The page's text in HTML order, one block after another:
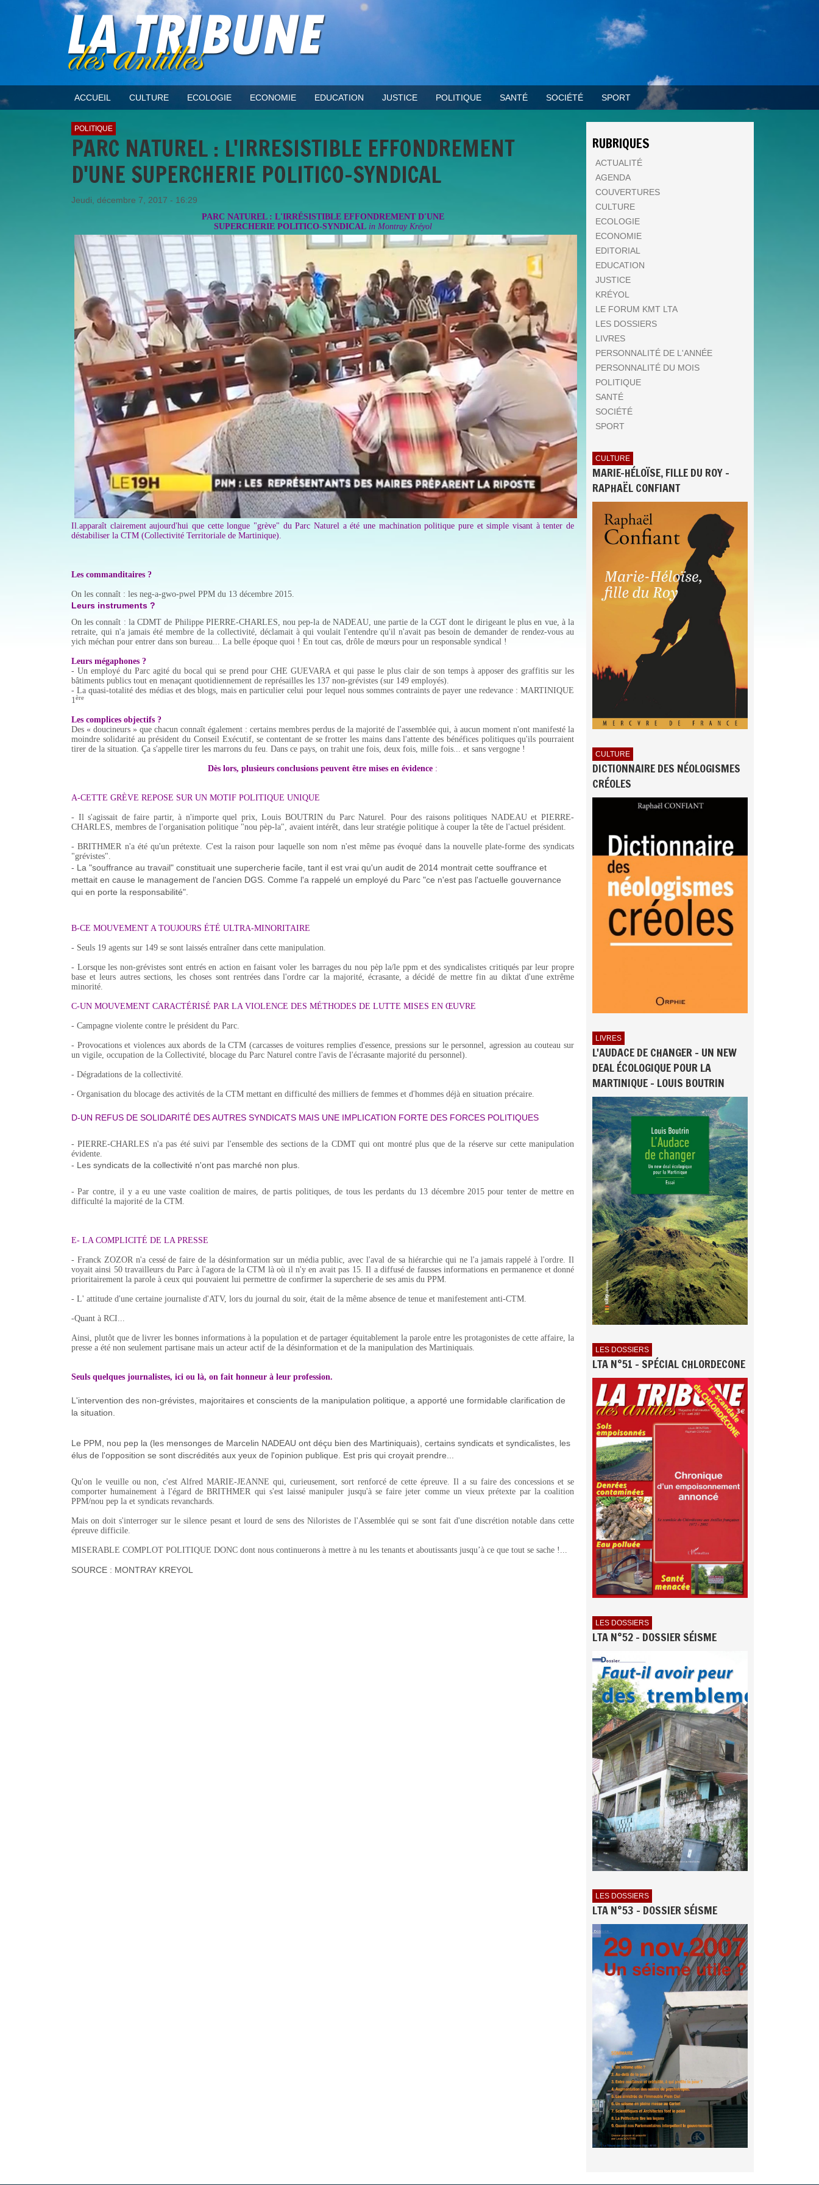
ACCUEIL CULTURE ECOLOGIE ECONOMIE EDUCATION JUSTICE POLITIQUE SANTÉ SOCIÉTÉ SPORT
POLITIQUE
PARC NATUREL : L'IRRESISTIBLE EFFONDREMENT
D'UNE SUPERCHERIE POLITICO-SYNDICAL
Jeudi, décembre 7, 2017 - 16:29
PARC NATUREL : L'IRRÉSISTIBLE EFFONDREMENT D'UNE
SUPERCHERIE POLITICO-SYNDICAL in Montray Kréyol
Il. apparaît clairement aujourd'hui que cette longue "grève" du Parc Naturel a été une machination politique pure et simple visant à tenter de
déstabiliser la CTM (Collectivité Territoriale de Martinique).
Les commanditaires ?
On les connaît : les neg-a-gwo-pwel PPM du 13 décembre 2015.
Leurs instruments ?
On les connaît : la CDMT de Philippe PIERRE-CHARLES, nou pep-la de NADEAU, une partie de la CGT dont le dirigeant le plus en vue, à la
retraite, qui n'a jamais été membre de la collectivité, déclamait à qui voulait l'entendre qu'il n'avait pas besoin de demander de rendez-vous au
yich méchan pour entrer dans son bureau... La belle époque quoi ! En tout cas, drôle de mœurs pour un responsable syndical !
Leurs mégaphones ?
- Un employé du Parc agité du bocal qui se prend pour CHE GUEVARA et qui passe le plus clair de son temps à apposer des graffitis sur les
bâtiments publics tout en menaçant quotidiennement de représailles les 137 non-grévistes (sur 149 employés).
- La quasi-totalité des médias et des blogs, mais en particulier celui pour lequel nous sommes contraints de payer une redevance : MARTINIQUE
1 ère
Les complices objectifs ?
Des « doucineurs » que chacun connaît également : certains membres perdus de la majorité de l'assemblée qui, à aucun moment n'ont manifesté la
moindre solidarité au président du Conseil Exécutif, se contentant de se frotter les mains dans l'attente des bénéfices politiques qu'ils pourraient
tirer de la situation. Ça s'appelle tirer les marrons du feu. Dans ce pays, on trahit une fois, deux fois, mille fois... et sans vergogne !
Dès lors, plusieurs conclusions peuvent être mises en évidence :
A-CETTE GRÈVE REPOSE SUR UN MOTIF POLITIQUE UNIQUE
- Il s'agissait de faire partir, à n'importe quel prix, Louis BOUTRIN du Parc Naturel. Pour des raisons politiques NADEAU et PIERRE-
CHARLES, membres de l'organisation politique "nou pèp-la", avaient intérêt, dans leur stratégie politique à couper la tête de l'actuel président.
- BRITHMER n'a été qu'un prétexte. C'est la raison pour laquelle son nom n'est même pas évoqué dans la nouvelle plate-forme des syndicats
"grévistes".
- La "souffrance au travail" constituait une supercherie facile, tant il est vrai qu'un audit de 2014 montrait cette souffrance et
mettait en cause le management de l'ancien DGS. Comme l'a rappelé un employé du Parc "ce n'est pas l'actuelle gouvernance
qui en porte la responsabilité".
B-CE MOUVEMENT A TOUJOURS ÉTÉ ULTRA-MINORITAIRE
- Seuls 19 agents sur 149 se sont laissés entraîner dans cette manipulation.
- Lorsque les non-grévistes sont entrés en action en faisant voler les barrages du nou pèp la/le ppm et des syndicalistes critiqués par leur propre
base et leurs autres sections, les choses sont rentrées dans l'ordre car la majorité, écrasante, a décidé de mettre fin au diktat d'une extrême
minorité.
C-UN MOUVEMENT CARACTÉRISÉ PAR LA VIOLENCE DES MÉTHODES DE LUTTE MISES EN ŒUVRE
- Campagne violente contre le président du Parc.
- Provocations et violences aux abords de la CTM (carcasses de voitures remplies d'essence, pressions sur le personnel, agression au couteau sur
un vigile, occupation de la Collectivité, blocage du Parc Naturel contre l'avis de l'écrasante majorité du personnel).
- Dégradations de la collectivité.
- Organisation du blocage des activités de la CTM mettant en difficulté des milliers de femmes et d'hommes déjà en situation précaire.
D-UN REFUS DE SOLIDARITÉ DES AUTRES SYNDICATS MAIS UNE IMPLICATION FORTE DES FORCES POLITIQUES
- PIERRE-CHARLES n'a pas été suivi par l'ensemble des sections de la CDMT qui ont montré plus que de la réserve sur cette manipulation
évidente.
- Les syndicats de la collectivité n'ont pas marché non plus.
- Par contre, il y a eu une vaste coalition de maires, de partis politiques, de tous les perdants du 13 décembre 2015 pour tenter de mettre en
difficulté la majorité de la CTM.
E- LA COMPLICITÉ DE LA PRESSE
- Franck ZOZOR n'a cessé de faire de la désinformation sur un média public, avec l'aval de sa hiérarchie qui ne l'a jamais rappelé à l'ordre. Il
voyait ainsi 50 travailleurs du Parc à l'agora de la CTM là où il n'y en avait pas 15. Il a diffusé de fausses informations en permanence et donné
prioritairement la parole à ceux qui pouvaient lui permettre de confirmer la supercherie de ses amis du PPM.
- L' attitude d'une certaine journaliste d'ATV, lors du journal du soir, était de la même absence de tenue et manifestement anti-CTM.
-Quant à RCI...
Ainsi, plutôt que de livrer les bonnes informations à la population et de partager équitablement la parole entre les protagonistes de cette affaire, la
presse a été non seulement partisane mais un acteur actif de la désinformation et de la manipulation des Martiniquais.
Seuls quelques journalistes, ici ou là, on fait honneur à leur profession.
L'intervention des non-grévistes, majoritaires et conscients de la manipulation politique, a apporté une formidable clarification de
la situation.
Le PPM, nou pep la (les mensonges de Marcelin NADEAU ont déçu bien des Martiniquais), certains syndicats et syndicalistes, les
élus de l'opposition se sont discrédités aux yeux de l'opinion publique. Est pris qui croyait prendre...
Qu'on le veuille ou non, c'est Alfred MARIE-JEANNE qui, curieusement, sort renforcé de cette épreuve. Il a su faire des concessions et se
comporter humainement à l'égard de BRITHMER qui s'est laissé manipuler jusqu'à se faire jeter comme un vieux prétexte par la coalition
PPM/nou pep la et syndicats revanchards.
Mais on doit s'interroger sur le silence pesant et lourd de sens des Niloristes de l'Assemblée qui se sont fait d'une discrétion notable dans cette
épreuve difficile.
MISERABLE COMPLOT POLITIQUE DONC dont nous continuerons à mettre à nu les tenants et aboutissants jusqu’à ce que tout se sache !...
SOURCE : MONTRAY KREYOL
RUBRIQUES
ACTUALITÉ
AGENDA
COUVERTURES
CULTURE
ECOLOGIE
ECONOMIE
EDITORIAL
EDUCATION
JUSTICE
KRÉYOL
LE FORUM KMT LTA
LES DOSSIERS
LIVRES
PERSONNALITÉ DE L'ANNÉE
PERSONNALITÉ DU MOIS
POLITIQUE
SANTÉ
SOCIÉTÉ
SPORT
CULTURE
MARIE-HÉLOÏSE, FILLE DU ROY -
RAPHAËL CONFIANT
CULTURE
DICTIONNAIRE DES NÉOLOGISMES
CRÉOLES
LIVRES
L'AUDACE DE CHANGER - UN NEW
DEAL ÉCOLOGIQUE POUR LA
MARTINIQUE - LOUIS BOUTRIN
LES DOSSIERS
LTA N°51 - SPÉCIAL CHLORDECONE
LES DOSSIERS
LTA N°52 - DOSSIER SÉISME
LES DOSSIERS
LTA N°53 - DOSSIER SÉISME